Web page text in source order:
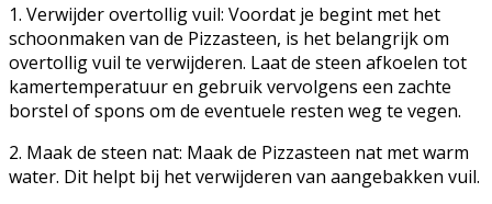
1. Verwijder overtollig vuil: Voordat je begint met het
schoonmaken van de Pizzasteen, is het belangrijk om
overtollig vuil te verwijderen. Laat de steen afkoelen tot
kamertemperatuur en gebruik vervolgens een zachte
borstel of spons om de eventuele resten weg te vegen.
2. Maak de steen nat: Maak de Pizzasteen nat met warm
water. Dit helpt bij het verwijderen van aangebakken vuil.